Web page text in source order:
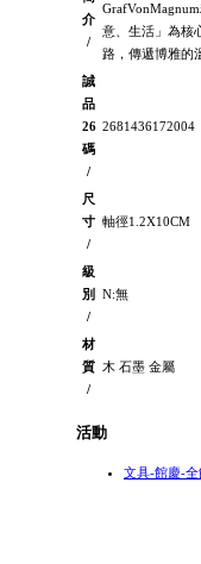
介
/
意、生活」為核
路，傳遞博雅的
誠
品
26
碼
/
2681436172004
尺
寸
/
軸徑1.2X10CM
級
別
/
N:無
材
質
/
木 石墨 金屬
活動
文具-館慶-全